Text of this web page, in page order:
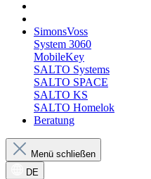
SimonsVoss
System 3060
MobileKey
SALTO Systems
SALTO SPACE
SALTO KS
SALTO Homelok
Beratung
Menü schließen
DE